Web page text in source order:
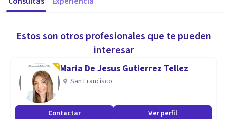
Estos son otros profesionales que te pueden
interesar
Maria De Jesus Gutierrez Tellez
San Francisco
Contactar Ver perfil